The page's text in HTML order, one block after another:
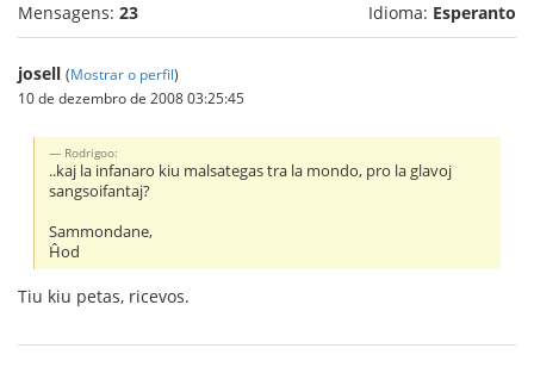
Mensagens: 23 Idioma: Esperanto
josell (Mostrar o perfil)
10 de dezembro de 2008 03:25:45
Rodrigoo:
..kaj la infanaro kiu malsategas tra la mondo, pro la glavoj
sangsoifantaj?
Sammondane,
Ĥod
Tiu kiu petas, ricevos.